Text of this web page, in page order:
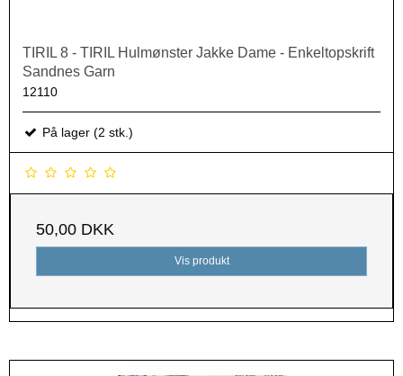
TIRIL 8 - TIRIL Hulmønster Jakke Dame - Enkeltopskrift
Sandnes Garn
12110
På lager (2 stk.)
50,00 DKK
Vis produkt